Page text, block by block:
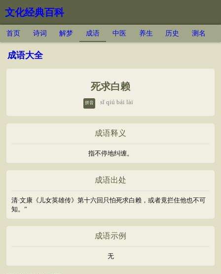
文化经典百科
首页 诗词 解梦 成语 中医 养生 历史 测名
成语大全
死求白赖
拼音 sǐ qiú bái lài
成语释义
指不停地纠缠。
成语出处
清·文康《儿女英雄传》第十六回只怕死求白赖，或者竟拦住他也不可
知。”
成语示例
无